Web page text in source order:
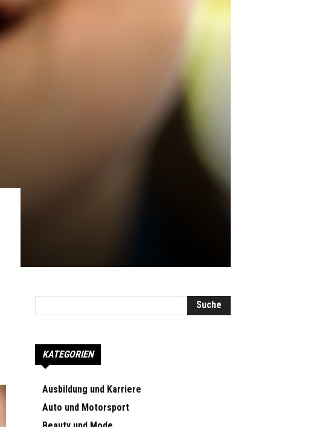
KATEGORIEN
Ausbildung und Karriere
Auto und Motorsport